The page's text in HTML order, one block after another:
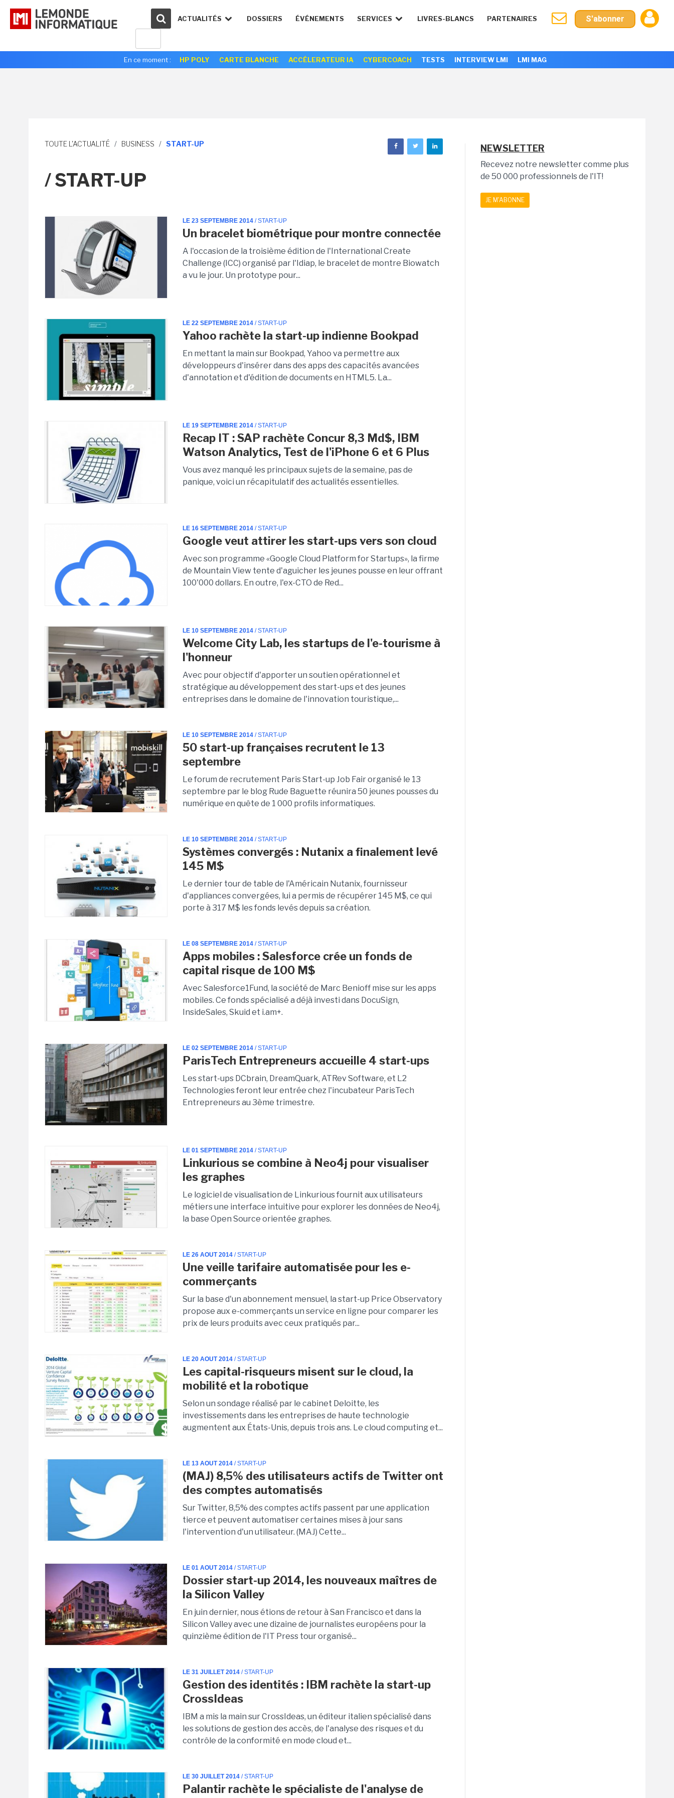
ACTUALITÉS DOSSIERS ÉVÉNEMENTS SERVICES LIVRES-BLANCS PARTENAIRES S'abonner
En ce moment : HP POLY CARTE BLANCHE ACCÉLERATEUR IA CYBERCOACH TESTS INTERVIEW LMI LMI MAG
TOUTE L'ACTUALITÉ / BUSINESS / START-UP
/ START-UP
LE 23 SEPTEMBRE 2014 / START-UP
Un bracelet biométrique pour montre connectée
A l'occasion de la troisième édition de l'International Create
Challenge (ICC) organisé par l'Idiap, le bracelet de montre Biowatch
a vu le jour. Un prototype pour...
LE 22 SEPTEMBRE 2014 / START-UP
Yahoo rachète la start-up indienne Bookpad
En mettant la main sur Bookpad, Yahoo va permettre aux
développeurs d'insérer dans des apps des capacités avancées
d'annotation et d'édition de documents en HTML5. La...
LE 19 SEPTEMBRE 2014 / START-UP
Recap IT : SAP rachète Concur 8,3 Md$, IBM
Watson Analytics, Test de l'iPhone 6 et 6 Plus
Vous avez manqué les principaux sujets de la semaine, pas de
panique, voici un récapitulatif des actualités essentielles.
LE 16 SEPTEMBRE 2014 / START-UP
Google veut attirer les start-ups vers son cloud
Avec son programme «Google Cloud Platform for Startups», la firme
de Mountain View tente d'aguicher les jeunes pousse en leur offrant
100'000 dollars. En outre, l'ex-CTO de Red...
LE 10 SEPTEMBRE 2014 / START-UP
Welcome City Lab, les startups de l'e-tourisme à
l'honneur
Avec pour objectif d'apporter un soutien opérationnel et
stratégique au développement des start-ups et des jeunes
entreprises dans le domaine de l'innovation touristique,...
LE 10 SEPTEMBRE 2014 / START-UP
50 start-up françaises recrutent le 13
septembre
Le forum de recrutement Paris Start-up Job Fair organisé le 13
septembre par le blog Rude Baguette réunira 50 jeunes pousses du
numérique en quête de 1 000 profils informatiques.
LE 10 SEPTEMBRE 2014 / START-UP
Systèmes convergés : Nutanix a finalement levé
145 M$
Le dernier tour de table de l'Américain Nutanix, fournisseur
d'appliances convergées, lui a permis de récupérer 145 M$, ce qui
porte à 317 M$ les fonds levés depuis sa création.
LE 08 SEPTEMBRE 2014 / START-UP
Apps mobiles : Salesforce crée un fonds de
capital risque de 100 M$
Avec Salesforce1Fund, la société de Marc Benioff mise sur les apps
mobiles. Ce fonds spécialisé a déjà investi dans DocuSign,
InsideSales, Skuid et i.am+.
LE 02 SEPTEMBRE 2014 / START-UP
ParisTech Entrepreneurs accueille 4 start-ups
Les start-ups DCbrain, DreamQuark, ATRev Software, et L2
Technologies feront leur entrée chez l'incubateur ParisTech
Entrepreneurs au 3ème trimestre.
LE 01 SEPTEMBRE 2014 / START-UP
Linkurious se combine à Neo4j pour visualiser
les graphes
Le logiciel de visualisation de Linkurious fournit aux utilisateurs
métiers une interface intuitive pour explorer les données de Neo4j,
la base Open Source orientée graphes.
LE 26 AOUT 2014 / START-UP
Une veille tarifaire automatisée pour les e-
commerçants
Sur la base d'un abonnement mensuel, la start-up Price Observatory
propose aux e-commerçants un service en ligne pour comparer les
prix de leurs produits avec ceux pratiqués par...
LE 20 AOUT 2014 / START-UP
Les capital-risqueurs misent sur le cloud, la
mobilité et la robotique
Selon un sondage réalisé par le cabinet Deloitte, les
investissements dans les entreprises de haute technologie
augmentent aux États-Unis, depuis trois ans. Le cloud computing et...
LE 13 AOUT 2014 / START-UP
(MAJ) 8,5% des utilisateurs actifs de Twitter ont
des comptes automatisés
Sur Twitter, 8,5% des comptes actifs passent par une application
tierce et peuvent automatiser certaines mises à jour sans
l'intervention d'un utilisateur. (MAJ) Cette...
LE 01 AOUT 2014 / START-UP
Dossier start-up 2014, les nouveaux maîtres de
la Silicon Valley
En juin dernier, nous étions de retour à San Francisco et dans la
Silicon Valley avec une dizaine de journalistes européens pour la
quinzième édition de l'IT Press tour organisé...
LE 31 JUILLET 2014 / START-UP
Gestion des identités : IBM rachète la start-up
CrossIdeas
IBM a mis la main sur CrossIdeas, un éditeur italien spécialisé dans
les solutions de gestion des accès, de l'analyse des risques et du
contrôle de la conformité en mode cloud et...
LE 30 JUILLET 2014 / START-UP
Palantir rachète le spécialiste de l'analyse de
NEWSLETTER
Recevez notre newsletter comme plus
de 50 000 professionnels de l'IT!
JE M'ABONNE